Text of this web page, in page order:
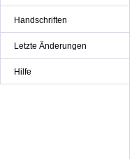
Handschriften
Letzte Änderungen
Hilfe